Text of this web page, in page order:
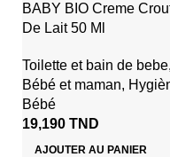
BABY BIO Creme
De Lait 50 Ml
Toilette et bain de bebe,
Bébé et maman,
Bébé
19,190 TND
AJOUTER AU PANIER